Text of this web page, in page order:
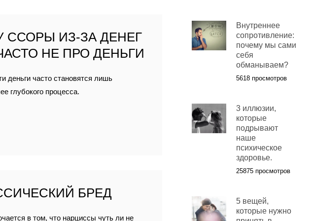
ССОРЫ ИЗ-ЗА ДЕНЕГ
НЕ ПРО ДЕНЬГИ
деньги часто становятся лишь
глубокого процесса.
БРЕД
в том, что нарциссы чуть ли не
Внутреннее
сопротивление:
почему мы сами
себя
обманываем?
5618 просмотров
3 иллюзии,
которые
подрывают
наше
психическое
здоровье.
25875 просмотров
5 вещей,
которые нужно